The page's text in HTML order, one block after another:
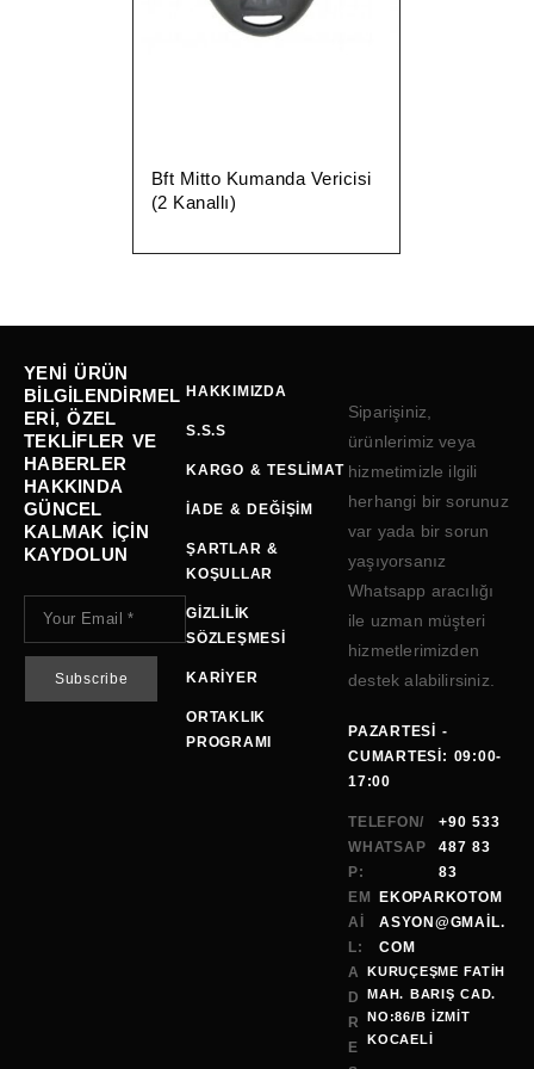
Bft Mitto Kumanda Vericisi
(2 Kanallı)
YENI ÜRÜN
BILGILENDIRMEL
ERI, ÖZEL
TEKLIFLER VE
HABERLER
HAKKINDA
GÜNCEL
KALMAK IÇIN
KAYDOLUN
HAKKIMIZDA
S.S.S
KARGO & TESLIMAT
İADE & DEĞIŞIM
ŞARTLAR &
KOŞULLAR
GIZLILIK
SÖZLEŞMESI
KARIYER
ORTAKLIK
PROGRAMI
Siparişiniz,
ürünlerimiz veya
hizmetimizle ilgili
herhangi bir sorunuz
var yada bir sorun
yaşıyorsanız
Whatsapp aracılığı
ile uzman müşteri
hizmetlerimizden
destek alabilirsiniz.
PAZARTESI -
CUMARTESI: 09:00-
17:00
TELEFON/
WHATSAP
P:
+90 533
487 83
83
EM
AI
L:
EKOPARKOTOM
ASYON@GMAİL.
COM
A
D
R
E
KURUÇEŞME FATİH
MAH. BARIŞ CAD.
NO:86/B İZMİT
KOCAELI